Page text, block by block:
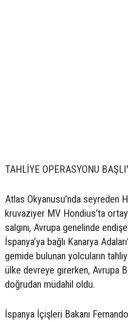
TAHLİYE OPERASYONU
Atlas Okyanusu’nda seyreden
kruvaziyer MV Hondius’ta
salgını, Avrupa genelinde
İspanya’ya bağlı Kanarya
gemide bulunan yolcuların
ülke devreye girerken, Avrupa
doğrudan müdahil oldu.
İspanya İçişleri Bakanı